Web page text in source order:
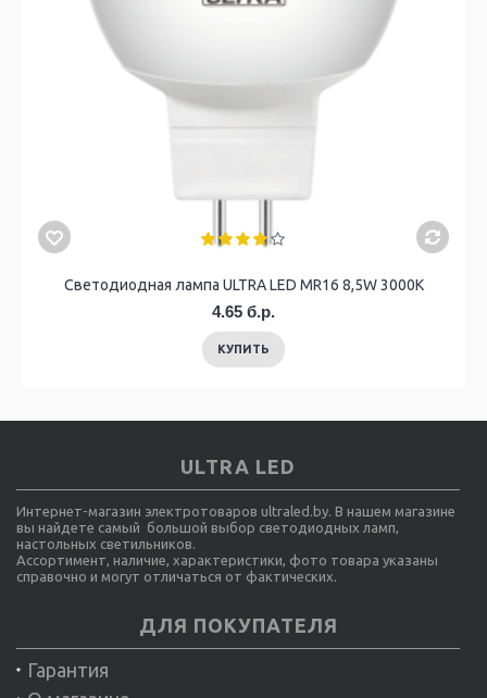
Светодиодная лампа ULTRA LED MR16 8,5W 3000K
4.65 б.р.
КУПИТЬ
ULTRA LED
Интернет-магазин электротоваров ultraled.by. В нашем магазине
вы найдете самый большой выбор светодиодных ламп,
настольных светильников.
Ассортимент, наличие, характеристики, фото товара указаны
справочно и могут отличаться от фактических.
ДЛЯ ПОКУПАТЕЛЯ
Гарантия